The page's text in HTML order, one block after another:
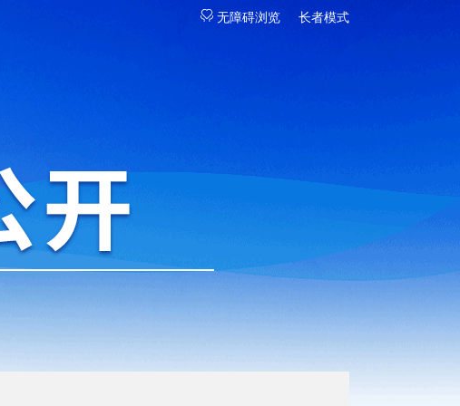
无障碍浏览 长者模式